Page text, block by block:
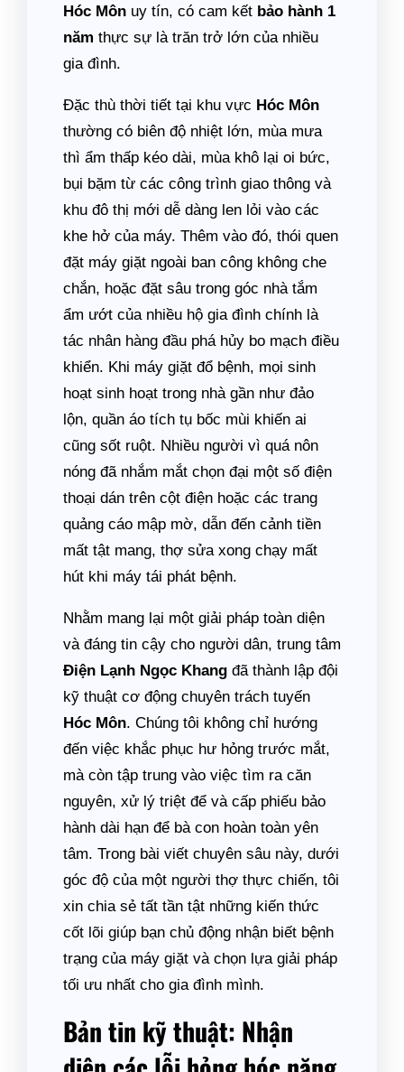
Hóc Môn uy tín, có cam kết bảo hành 1
năm thực sự là trăn trở lớn của nhiều
gia đình.
Đặc thù thời tiết tại khu vực Hóc Môn
thường có biên độ nhiệt lớn, mùa mưa
thì ẩm thấp kéo dài, mùa khô lại oi bức,
bụi bặm từ các công trình giao thông và
khu đô thị mới dễ dàng len lỏi vào các
khe hở của máy. Thêm vào đó, thói quen
đặt máy giặt ngoài ban công không che
chắn, hoặc đặt sâu trong góc nhà tắm
ẩm ướt của nhiều hộ gia đình chính là
tác nhân hàng đầu phá hủy bo mạch điều
khiển. Khi máy giặt đổ bệnh, mọi sinh
hoạt sinh hoạt trong nhà gần như đảo
lộn, quần áo tích tụ bốc mùi khiến ai
cũng sốt ruột. Nhiều người vì quá nôn
nóng đã nhắm mắt chọn đại một số điện
thoại dán trên cột điện hoặc các trang
quảng cáo mập mờ, dẫn đến cảnh tiền
mất tật mang, thợ sửa xong chạy mất
hút khi máy tái phát bệnh.
Nhằm mang lại một giải pháp toàn diện
và đáng tin cậy cho người dân, trung tâm
Điện Lạnh Ngọc Khang đã thành lập đội
kỹ thuật cơ động chuyên trách tuyến
Hóc Môn. Chúng tôi không chỉ hướng
đến việc khắc phục hư hỏng trước mắt,
mà còn tập trung vào việc tìm ra căn
nguyên, xử lý triệt để và cấp phiếu bảo
hành dài hạn để bà con hoàn toàn yên
tâm. Trong bài viết chuyên sâu này, dưới
góc độ của một người thợ thực chiến, tôi
xin chia sẻ tất tần tật những kiến thức
cốt lõi giúp bạn chủ động nhận biết bệnh
trạng của máy giặt và chọn lựa giải pháp
tối ưu nhất cho gia đình mình.
Bản tin kỹ thuật: Nhận